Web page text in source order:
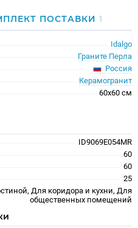
ПОСТАВКИ 1
Idalgo
Граните Перла
Россия
Керамогранит
60x60 см
ID9069E054MR
60
60
25
Для коридора и кухни, Для
общественных помещений